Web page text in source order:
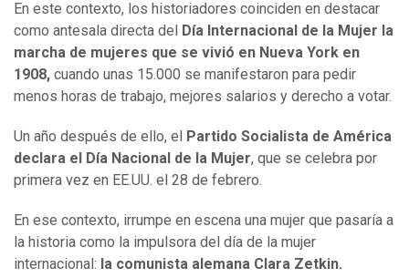
En este contexto, los historiadores coinciden en destacar
como antesala directa del
Día Internacional de la Mujer la
marcha de mujeres que se vivió en Nueva York en
1908, cuando unas 15.000 se manifestaron para pedir
menos horas de trabajo, mejores salarios y derecho a votar.
Un año después de ello, el
Partido Socialista de América
declara el Día Nacional de la Mujer, que se celebra por
primera vez en EE.UU. el 28 de febrero.
En ese contexto, irrumpe en escena una mujer que pasaría a
la historia como la impulsora del día de la mujer
internacional: la comunista alemana Clara Zetkin.